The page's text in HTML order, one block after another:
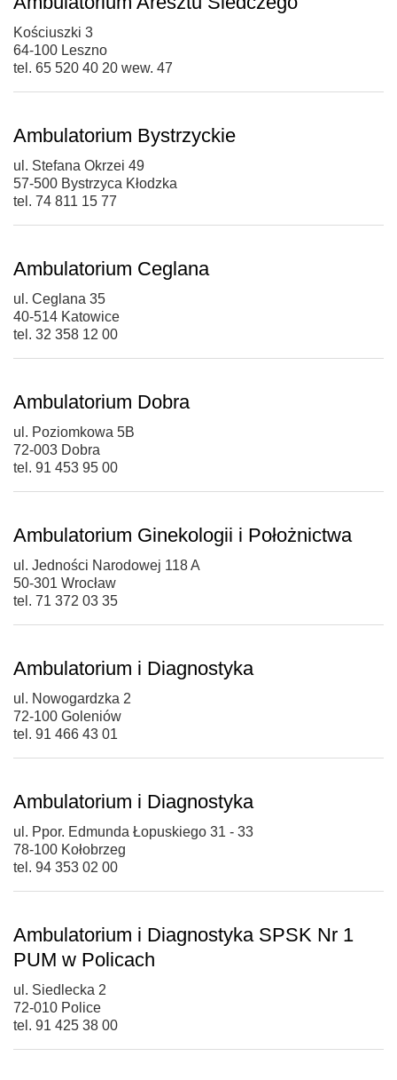
Kościuszki 3
64-100 Leszno
tel. 65 520 40 20 wew. 47
Ambulatorium Bystrzyckie
ul. Stefana Okrzei 49
57-500 Bystrzyca Kłodzka
tel. 74 811 15 77
Ambulatorium Ceglana
ul. Ceglana 35
40-514 Katowice
tel. 32 358 12 00
Ambulatorium Dobra
ul. Poziomkowa 5B
72-003 Dobra
tel. 91 453 95 00
Ambulatorium Ginekologii i Położnictwa
ul. Jedności Narodowej 118 A
50-301 Wrocław
tel. 71 372 03 35
Ambulatorium i Diagnostyka
ul. Nowogardzka 2
72-100 Goleniów
tel. 91 466 43 01
Ambulatorium i Diagnostyka
ul. Ppor. Edmunda Łopuskiego 31 - 33
78-100 Kołobrzeg
tel. 94 353 02 00
Ambulatorium i Diagnostyka SPSK Nr 1
PUM w Policach
ul. Siedlecka 2
72-010 Police
tel. 91 425 38 00